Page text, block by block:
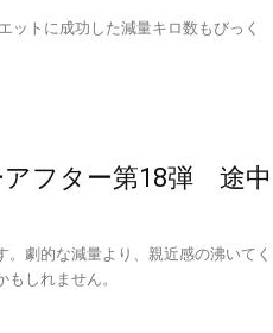
ットに成功した減量キロ数もびっく
フター第18弾 途中
劇的な減量より、親近感の沸いてく
しれません。